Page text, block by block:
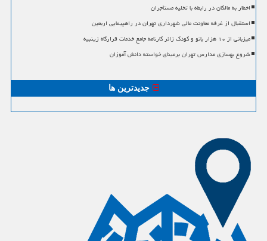
اخطار به مالکان در رابطه با تخلیه مستأجران
استقبال از غرفه معاونت مالی شهرداری تهران در راهپیمایی اربعین
میزبانی از ۱۰ هزار بانو و کودک زائر کارنامه جامع خدمات قرارگاه زینبیه
شروع بهسازی مدارس تهران برمبنای خواسته دانش آموزان
جدیدترین ها